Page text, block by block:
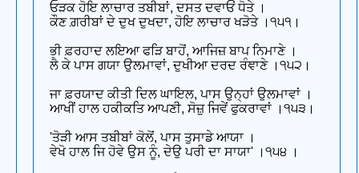
ਓੜਕ ਹੋਇ ਲਾਚਾਰ ਤਬੀਬਾਂ, ਦਸਤ ਦਵਾਓਂ ਧੋਤੇ ।
ਕੌਣ ਗ਼ਰੀਬਾਂ ਦੇ ਦੁਖ ਦੁਖਦਾ, ਹੋਇ ਲਾਚਾਰ ਖੜੋਤੇ ।੧੫੧।
ਭੀ ਫ਼ਰਹਾਦ ਲਇਆ ਫੜਿ ਬਾਹੋਂ, ਆਜਿਜ਼ ਬਾਪ ਨਿਮਾਣੇ ।
ਲੈ ਕੇ ਪਾਸ ਗਯਾ ਉਲਮਾਵਾਂ, ਦੁਖੀਆ ਦਰਦ ਰੰਞਾਣੇ ।੧੫੨।
ਜਾ ਫ਼ਰਯਾਦ ਕੀਤੀ ਦਿਲ ਘਾਇਲ, ਪਾਸ ਉਨ੍ਹਾਂ ਉਲਮਾਵਾਂ ।
ਆਖੀਂ ਹਾਲ ਹਕੀਕਤਿ ਆਪਣੀ, ਸੋਜ਼ੁ ਜਿਵੇਂ ਫੁਕਰਾਵਾਂ ।੧੫੩।
'ਤੋੜੀ ਆਸ ਤਬੀਬਾਂ ਕੋਲੋਂ, ਪਾਸ ਤੁਸਾਡੇ ਆਯਾ ।
ਵੇਖੋ ਹਾਲ ਜਿ ਹੋਵੇ ਉਸ ਨੂੰ, ਦੇਉ ਪਰੀ ਦਾ ਸਾਯਾ' ।੧੫੪ ।